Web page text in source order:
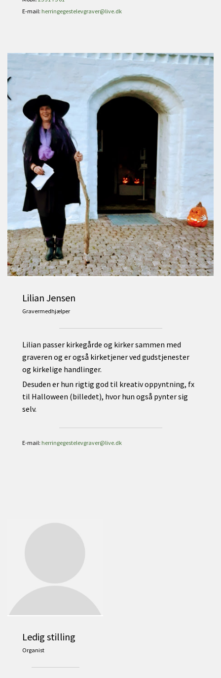
E-mail: herringegestelevgraver@live.dk
Lilian Jensen
Gravermedhjælper
Lilian passer kirkegårde og kirker sammen med
graveren og er også kirketjener ved gudstjenester
og kirkelige handlinger.
Desuden er hun rigtig god til kreativ oppyntning, fx
til Halloween (billedet), hvor hun også pynter sig
selv.
E-mail: herringegestelevgraver@live.dk
Ledig stilling
Organist